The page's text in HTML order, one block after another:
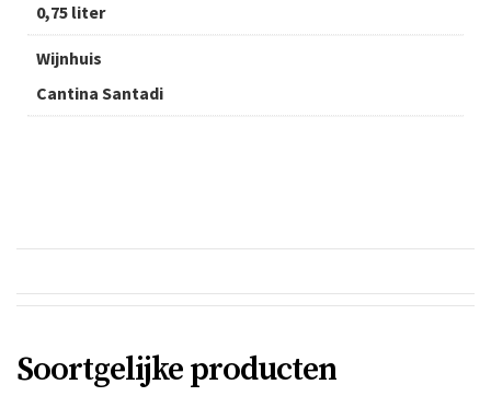
0,75 liter
Wijnhuis
Cantina Santadi
Soortgelijke producten